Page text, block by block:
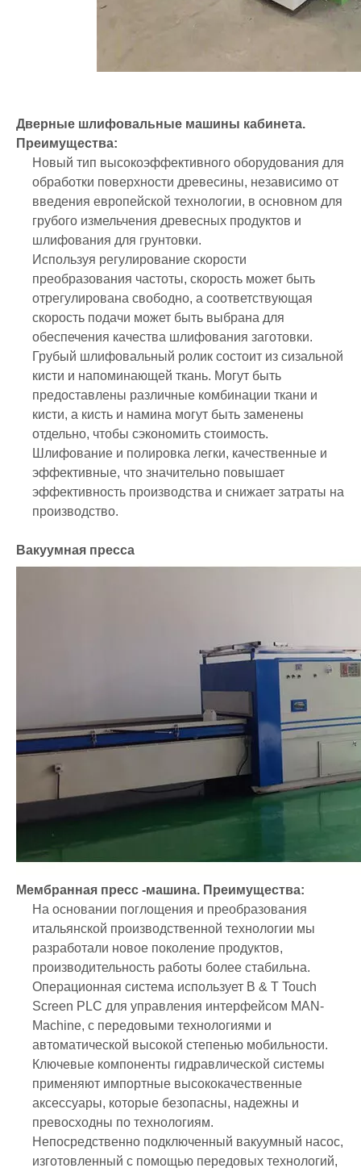
Дверные шлифовальные машины кабинета.
Преимущества:
Новый тип высокоэффективного оборудования для
обработки поверхности древесины, независимо от
введения европейской технологии, в основном для
грубого измельчения древесных продуктов и
шлифования для грунтовки.
Используя регулирование скорости
преобразования частоты, скорость может быть
отрегулирована свободно, а соответствующая
скорость подачи может быть выбрана для
обеспечения качества шлифования заготовки.
Грубый шлифовальный ролик состоит из сизальной
кисти и напоминающей ткань. Могут быть
предоставлены различные комбинации ткани и
кисти, а кисть и намина могут быть заменены
отдельно, чтобы сэкономить стоимость.
Шлифование и полировка легки, качественные и
эффективные, что значительно повышает
эффективность производства и снижает затраты на
производство.
Вакуумная пресса
Мембранная пресс -машина. Преимущества:
На основании поглощения и преобразования
итальянской производственной технологии мы
разработали новое поколение продуктов,
производительность работы более стабильна.
Операционная система использует B & T Touch
Screen PLC для управления интерфейсом MAN-
Machine, с передовыми технологиями и
автоматической высокой степенью мобильности.
Ключевые компоненты гидравлической системы
применяют импортные высококачественные
аксессуары, которые безопасны, надежны и
превосходны по технологиям.
Непосредственно подключенный вакуумный насос,
изготовленный с помощью передовых технологий,